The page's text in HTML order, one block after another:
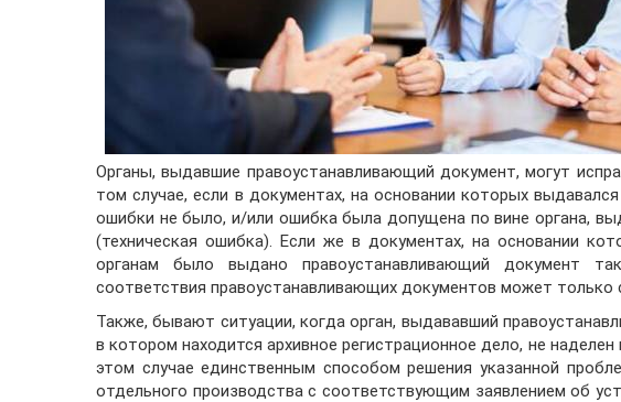
Органы, выдавшие правоустанавливающий документ, могут
том случае, если в документах, на основании которых
ошибки не было, и/или ошибка была допущена по вине органа,
(техническая ошибка). Если же в документах, на основании
органам было выдано правоустанавливающий документ
соответствия правоустанавливающих документов может только
Также, бывают ситуации, когда орган, выдававший
в котором находится архивное регистрационное дело, не
этом случае единственным способом решения указанной
отдельного производства с соответствующим заявлением об